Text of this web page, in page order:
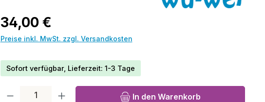
Regulärer Preis:
34,00 €
Preise inkl. MwSt. zzgl. Versandkosten
Sofort verfügbar, Lieferzeit: 1-3 Tage
Produkt Anzahl: Gib den gewünschten Wert ein oder benutze die
In den Warenkorb